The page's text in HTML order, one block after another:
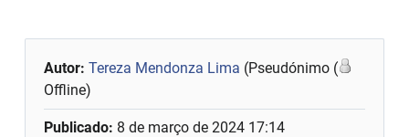
Autor:Tereza Mendonza Lima (Pseudónimo (
Offline)
Publicado: 8 de março de 2024 17:14